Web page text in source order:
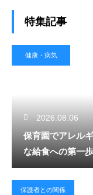
特集記事
健康・病気
2026.08.06
保育園でアレル
な給食への第一歩
保護者との関係